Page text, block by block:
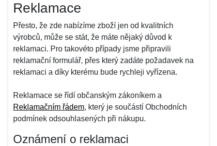
Reklamace
Přesto, že zde nabízíme zboží jen od kvalitních
výrobců, může se stát, že máte nějaký důvod k
reklamaci. Pro takovéto případy jsme připravili
reklamační formulář, přes který zadáte požadavek na
reklamaci a díky kterému bude rychleji vyřízena.
Reklamace se řídí občanským zákoníkem a
Reklamačním řádem, který je součástí Obchodních
podmínek odsouhlasených při nákupu.
Oznámení o reklamaci